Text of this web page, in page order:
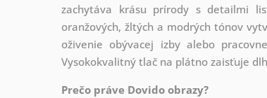
zachytáva krásu prírody s detailmi
oranžových, žltých a modrých tónov
oživenie obývacej izby alebo
Vysokokvalitný tlač na plátno zaisťuje
Prečo práve Dovido obrazy?